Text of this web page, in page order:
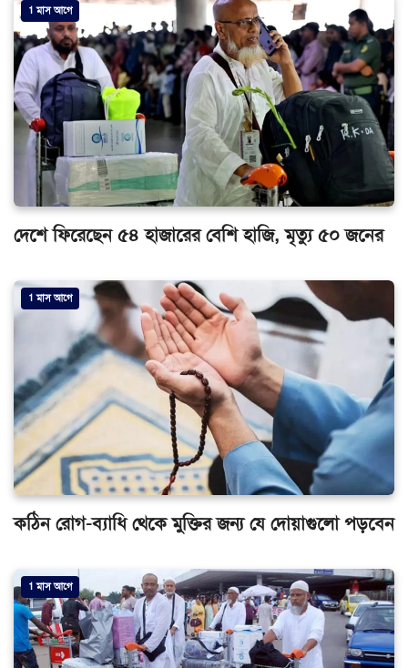
1 মাস আগে
দেশে ফিরেছেন ৫৪ হাজারের বেশি হাজি, মৃত্যু ৫০ জনের
1 মাস আগে
কঠিন রোগ-ব্যাধি থেকে মুক্তির জন্য যে দোয়াগুলো পড়বেন
1 মাস আগে